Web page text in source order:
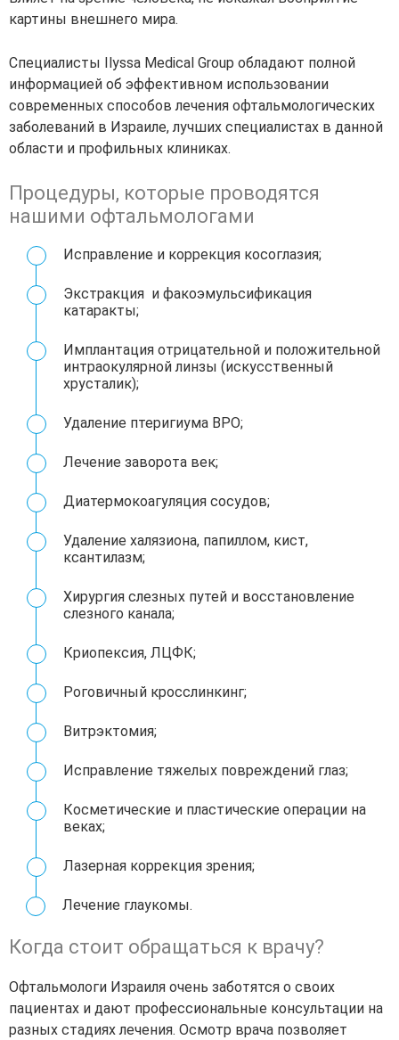
картины внешнего мира.
Специалисты Ilyssa Medical Group обладают полной
информацией об эффективном использовании
современных способов лечения офтальмологических
заболеваний в Израиле, лучших специалистах в данной
области и профильных клиниках.
Процедуры, которые проводятся
нашими офтальмологами
Исправление и коррекция косоглазия;
Экстракция и факоэмульсификация
катаракты;
Имплантация отрицательной и положительной
интраокулярной линзы (искусственный
хрусталик);
Удаление птеригиума ВРО;
Лечение заворота век;
Диатермокоагуляция сосудов;
Удаление халязиона, папиллом, кист,
ксантилазм;
Хирургия слезных путей и восстановление
слезного канала;
Криопексия, ЛЦФК;
Роговичный кросслинкинг;
Витрэктомия;
Исправление тяжелых повреждений глаз;
Косметические и пластические операции на
веках;
Лазерная коррекция зрения;
Лечение глаукомы.
Когда стоит обращаться к врачу?
Офтальмологи Израиля очень заботятся о своих
пациентах и дают профессиональные консультации на
разных стадиях лечения. Осмотр врача позволяет